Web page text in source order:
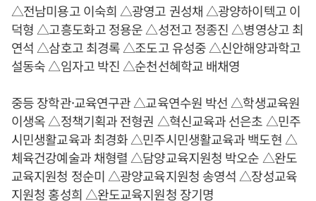
△전남미용고 이숙희 △광영고 권성채 △광양하이텍고 이
덕형 △고흥도화고 정용운 △성전고 정종진 △병영상고 최
연석 △삼호고 최경록 △조도고 유성중 △신안해양과학고
설동숙 △임자고 박진 △순천선혜학교 배채영
중등 장학관·교육연구관 △교육연수원 박선 △학생교육원
이생옥 △정책기획과 전형권 △혁신교육과 선은초 △민주
시민생활교육과 최경화 △민주시민생활교육과 백도현 △
체육건강예술과 채형렬 △담양교육지원청 박오순 △완도
교육지원청 정순미 △광양교육지원청 송영석 △장성교육
지원청 홍성희 △완도교육지원청 장기명